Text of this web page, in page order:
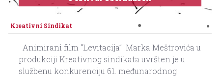
Kreativni Sindikat ● ●
Animirani film “Levitacija” Marka Meštrovića u
produkciji Kreativnog sindikata uvršten je u
službenu konkurenciju 61. međunarodnog